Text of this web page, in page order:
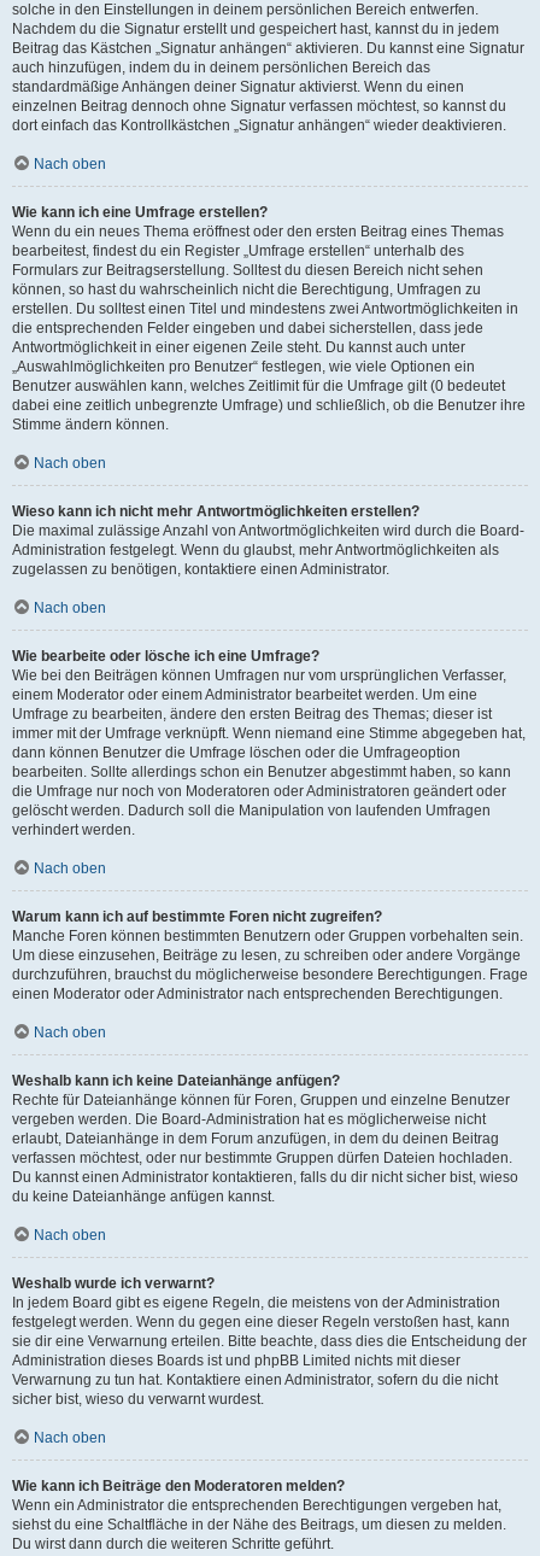
solche in den Einstellungen in deinem persönlichen Bereich entwerfen.
Nachdem du die Signatur erstellt und gespeichert hast, kannst du in jedem
Beitrag das Kästchen „Signatur anhängen“ aktivieren. Du kannst eine Signatur
auch hinzufügen, indem du in deinem persönlichen Bereich das
standardmäßige Anhängen deiner Signatur aktivierst. Wenn du einen
einzelnen Beitrag dennoch ohne Signatur verfassen möchtest, so kannst du
dort einfach das Kontrollkästchen „Signatur anhängen“ wieder deaktivieren.
Nach oben
Wie kann ich eine Umfrage erstellen?
Wenn du ein neues Thema eröffnest oder den ersten Beitrag eines Themas
bearbeitest, findest du ein Register „Umfrage erstellen“ unterhalb des
Formulars zur Beitragserstellung. Solltest du diesen Bereich nicht sehen
können, so hast du wahrscheinlich nicht die Berechtigung, Umfragen zu
erstellen. Du solltest einen Titel und mindestens zwei Antwortmöglichkeiten in
die entsprechenden Felder eingeben und dabei sicherstellen, dass jede
Antwortmöglichkeit in einer eigenen Zeile steht. Du kannst auch unter
„Auswahlmöglichkeiten pro Benutzer“ festlegen, wie viele Optionen ein
Benutzer auswählen kann, welches Zeitlimit für die Umfrage gilt (0 bedeutet
dabei eine zeitlich unbegrenzte Umfrage) und schließlich, ob die Benutzer ihre
Stimme ändern können.
Nach oben
Wieso kann ich nicht mehr Antwortmöglichkeiten erstellen?
Die maximal zulässige Anzahl von Antwortmöglichkeiten wird durch die Board-
Administration festgelegt. Wenn du glaubst, mehr Antwortmöglichkeiten als
zugelassen zu benötigen, kontaktiere einen Administrator.
Nach oben
Wie bearbeite oder lösche ich eine Umfrage?
Wie bei den Beiträgen können Umfragen nur vom ursprünglichen Verfasser,
einem Moderator oder einem Administrator bearbeitet werden. Um eine
Umfrage zu bearbeiten, ändere den ersten Beitrag des Themas; dieser ist
immer mit der Umfrage verknüpft. Wenn niemand eine Stimme abgegeben hat,
dann können Benutzer die Umfrage löschen oder die Umfrageoption
bearbeiten. Sollte allerdings schon ein Benutzer abgestimmt haben, so kann
die Umfrage nur noch von Moderatoren oder Administratoren geändert oder
gelöscht werden. Dadurch soll die Manipulation von laufenden Umfragen
verhindert werden.
Nach oben
Warum kann ich auf bestimmte Foren nicht zugreifen?
Manche Foren können bestimmten Benutzern oder Gruppen vorbehalten sein.
Um diese einzusehen, Beiträge zu lesen, zu schreiben oder andere Vorgänge
durchzuführen, brauchst du möglicherweise besondere Berechtigungen. Frage
einen Moderator oder Administrator nach entsprechenden Berechtigungen.
Nach oben
Weshalb kann ich keine Dateianhänge anfügen?
Rechte für Dateianhänge können für Foren, Gruppen und einzelne Benutzer
vergeben werden. Die Board-Administration hat es möglicherweise nicht
erlaubt, Dateianhänge in dem Forum anzufügen, in dem du deinen Beitrag
verfassen möchtest, oder nur bestimmte Gruppen dürfen Dateien hochladen.
Du kannst einen Administrator kontaktieren, falls du dir nicht sicher bist, wieso
du keine Dateianhänge anfügen kannst.
Nach oben
Weshalb wurde ich verwarnt?
In jedem Board gibt es eigene Regeln, die meistens von der Administration
festgelegt werden. Wenn du gegen eine dieser Regeln verstoßen hast, kann
sie dir eine Verwarnung erteilen. Bitte beachte, dass dies die Entscheidung der
Administration dieses Boards ist und phpBB Limited nichts mit dieser
Verwarnung zu tun hat. Kontaktiere einen Administrator, sofern du die nicht
sicher bist, wieso du verwarnt wurdest.
Nach oben
Wie kann ich Beiträge den Moderatoren melden?
Wenn ein Administrator die entsprechenden Berechtigungen vergeben hat,
siehst du eine Schaltfläche in der Nähe des Beitrags, um diesen zu melden.
Du wirst dann durch die weiteren Schritte geführt.